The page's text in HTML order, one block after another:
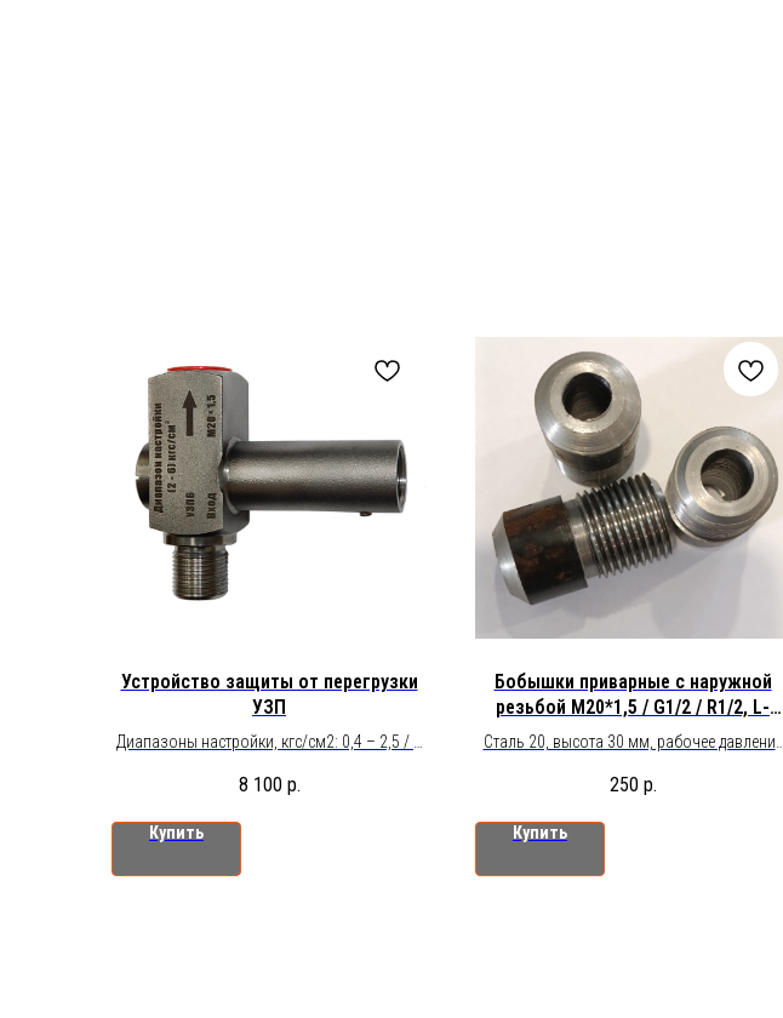
Устройство защиты от перегрузки
УЗП
Диапазоны настройки, кгс/см2: 0,4 – 2,5 / 2
(кроме конических резьб). Подключение: в
магистраль наружная резьба М20×1,5,
G1/2”, K1/2”, R1/2”, к прибору внутренняя
резьба М20х1,5.
8 100 р.
Купить
Бобышки приварные с наружной
резьбой М20*1,5 / G1/2 / R1/2, L-
40мм
Сталь 20, высота 30 мм, рабочее давление
250 р.
Купить